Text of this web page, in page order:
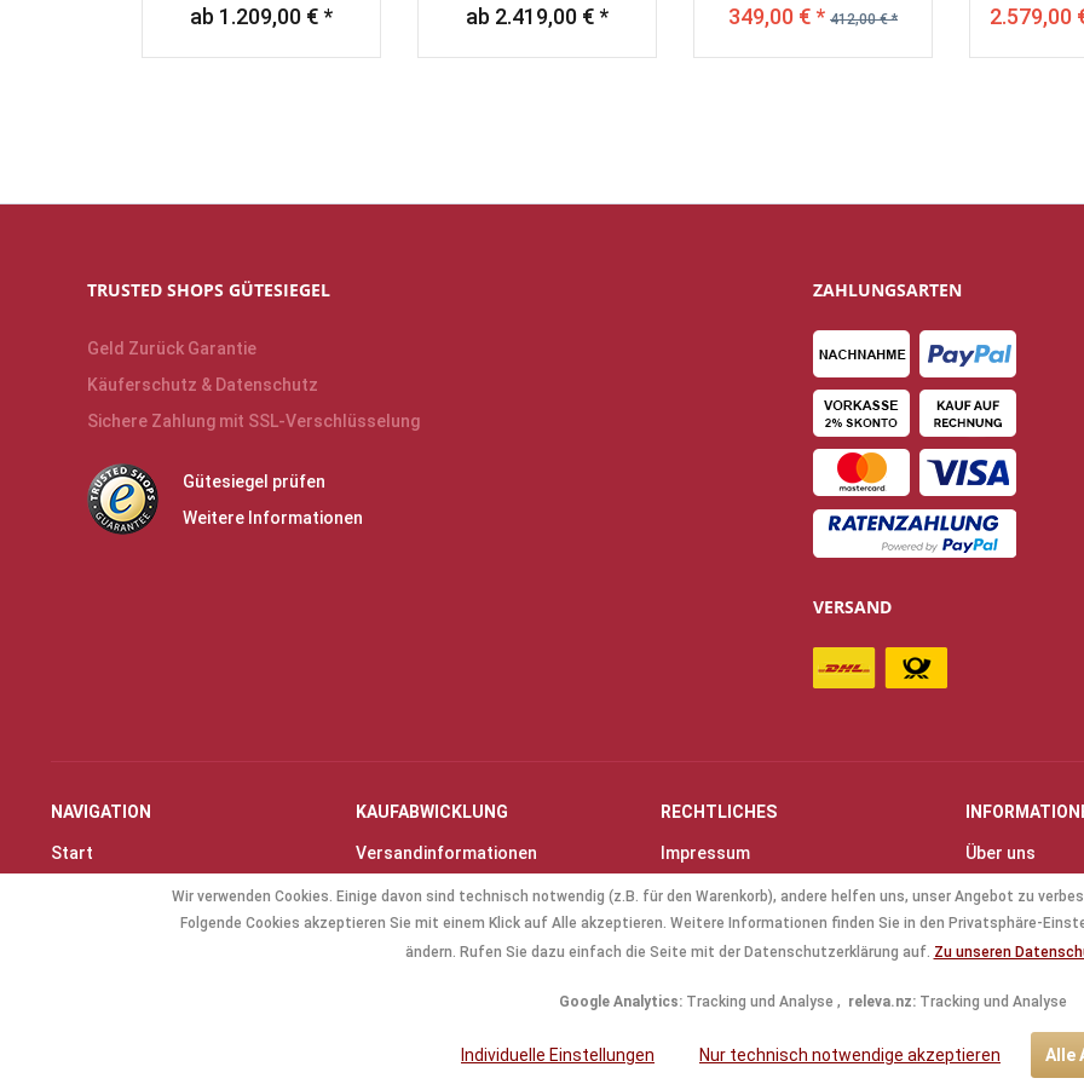
ab 1.209,00 € * ab 2.419,00 € * 349,00 € * 412,00 € * 2.579,00
TRUSTED SHOPS GÜTESIEGEL
Geld Zurück Garantie
Käuferschutz & Datenschutz
Sichere Zahlung mit SSL-Verschlüsselung
Gütesiegel prüfen
Weitere Informationen
ZAHLUNGSARTEN
VERSAND
NAVIGATION
Start
Instrumente & Zubehör
KAUFABWICKLUNG
Versandinformationen
Zahlungsarten
Widerrufsrecht
RECHTLICHES
Impressum
Allgemeine Geschäftsbedingungen
(AGB)
Batterieverordnung
Über uns
Kontakt
Anfahrt &
Mollenhauer
Küng
* Alle Preise inkl. gesetzl. Mehrwertsteuer zzgl.Versandkostenund ggf. Nachnahmegebühren, wenn
Wir verwenden Cookies. Einige davon sind technisch notwendig (z.B. für den Warenkorb), andere helfen uns, unser Angebot zu
Folgende Cookies akzeptieren Sie mit einem Klick auf Alle akzeptieren. Weitere Informationen finden Sie in den Privatsphäre-
ändern. Rufen Sie dazu einfach die Seite mit der Datenschutzerklärung auf. Zu unseren
Google Analytics: Tracking und Analyse , releva.nz: Tracking und Analyse
Individuelle Einstellungen Nur technisch notwendige akzeptieren Alle